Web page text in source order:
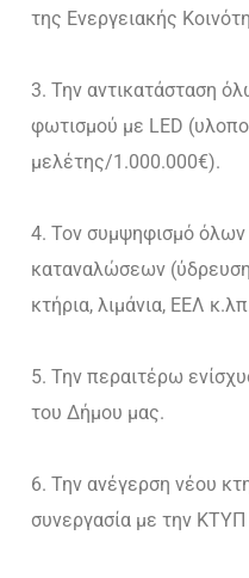
της Ενεργειακής
Την αντικατάσταση
φωτισμού με LED
μελέτης/1.000.000€).
Τον συμψηφισμό
καταναλώσεων
κτήρια, λιμάνια, ΕΕΛ
Την περαιτέρω
του Δήμου μας.
Την ανέγερση νέου
συνεργασία με την